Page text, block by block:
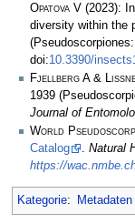
Opatova V (2023):
diversity within the
doi:10.3390/
Fjellberg A &
1939
Journal of
World
Catalog
. Natural
https://
Kategorie: Metadaten